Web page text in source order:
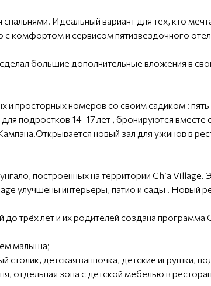
спальнями. Идеальный вариант для тех, кто
с комфортом и сервисом пятизвездочного
большие дополнительные вложения в
и просторных номеров со своим садиком :
подростков 14-17 лет , бронируются
новый зал для ужинов в
построенных на территории Chia
улучшены интерьеры, патио и сады . Новый
трёх лет и их родителей создана
малыша;
столик, детская ванночка, детские игрушки,
отдельная зона с детской мебелью в